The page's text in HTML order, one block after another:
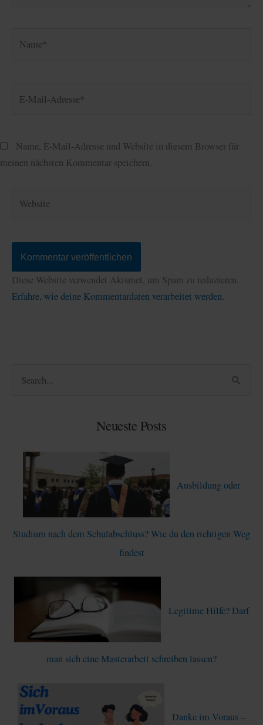
Mail-
Name, E-Mail-Adresse und Website in diesem Browser für
meinen nächsten Kommentar speichern.
Diese Website verwendet Akismet, um Spam zu reduzieren.
Erfahre, wie deine Kommentardaten verarbeitet werden.
Neueste Posts
Ausbildung oder
Studium nach dem Schulabschluss? Wie du den richtigen Weg
findest
Legitime Hilfe? Darf
man sich eine Masterarbeit schreiben lassen?
Danke im Voraus –